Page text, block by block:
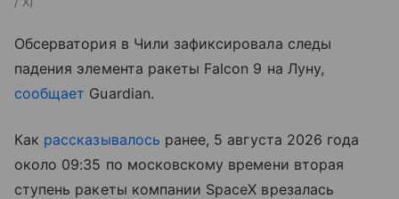
Обсерватория в Чили зафиксировала следы
падения элемента ракеты Falcon 9 на Луну,
сообщает Guardian.
Как рассказывалось ранее, 5 августа 2026 года
около 09:35 по московскому времени вторая
ступень ракеты компании SpaceX врезалась